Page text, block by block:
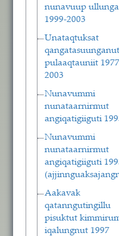
nunavuup ullunga
1999-2003
Unataqtuksat
qangatasuunganut
pulaaqtauniit
2003
Nunavummi
nunataarnirmut
angiqatigiiguti
Nunavummi
nunataarnirmut
angiqatigiiguti
Aakavak
qatanngutingillu
pisuktut
iqalungnut 1997